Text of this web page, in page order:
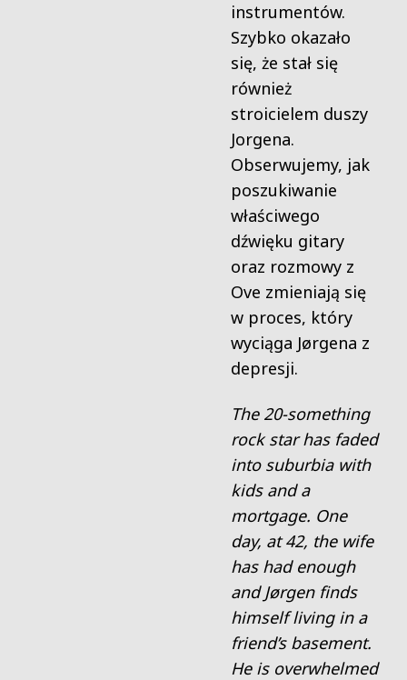
instrumentów.
Szybko okazało
się, że stał się
również
stroicielem duszy
Jorgena.
Obserwujemy, jak
poszukiwanie
właściwego
dźwięku gitary
oraz rozmowy z
Ove zmieniają się
w proces, który
wyciąga Jørgena z
depresji.
The 20-something
rock star has faded
into suburbia with
kids and a
mortgage. One
day, at 42, the wife
has had enough
and Jørgen finds
himself living in a
friend’s basement.
He is overwhelmed